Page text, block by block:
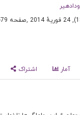
,صفحه 79-111
آمار اشتراک